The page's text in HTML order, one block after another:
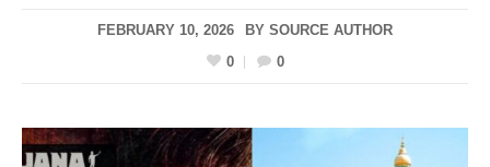
FEBRUARY 10, 2026 BY SOURCE AUTHOR
0
0